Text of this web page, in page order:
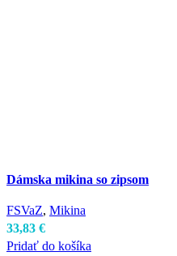
Dámska mikina so zipsom
FSVaZ, Mikina
33,83 €
Pridať do košíka